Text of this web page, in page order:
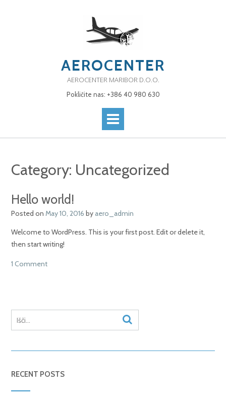
AEROCENTER
AEROCENTER MARIBOR D.O.O.
Pokličite nas: +386 40 980 630
Category: Uncategorized
Hello world!
Posted on May 10, 2016 by aero_admin
Welcome to WordPress. This is your first post. Edit or delete it,
then start writing!
1 Comment
RECENT POSTS